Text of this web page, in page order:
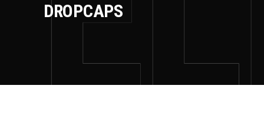
DROPCAPS